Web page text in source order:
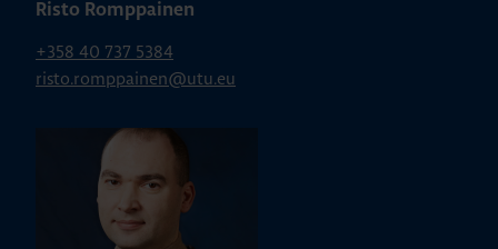
Risto Romppainen
+358 40 737 5384
risto.romppainen@utu.eu